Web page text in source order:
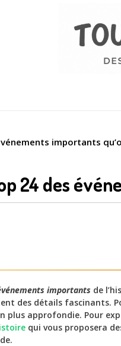
importants
24 des
importants de
des détails fascinants.
plus approfondie. Pour
qui vous proposera